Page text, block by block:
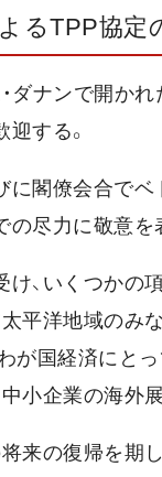
るTPP協定
・ダナンで開か
する。
に閣僚会合でベ
尽力に敬意を
け、いくつかの
太平洋地域のみ
が国経済にと
小企業の海外
将来の復帰を期